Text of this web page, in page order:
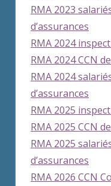
RMA 2023
d’assurances
RMA 2024
RMA 2024 CCN
RMA 2024
d’assurances
RMA 2025
RMA 2025 CCN
RMA 2025
d’assurances
RMA 2026 CCN